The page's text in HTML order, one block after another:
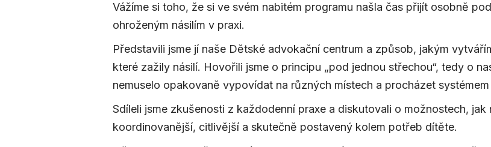
Vážíme si toho, že si ve svém nabitém programu našla čas přijít osobně
ohroženým násilím v praxi.
Představili jsme jí naše Dětské advokační centrum a způsob, jakým
které zažily násilí. Hovořili jsme o principu „pod jednou střechou“, tedy o
nemuselo opakovaně vypovídat na různých místech a procházet
Sdíleli jsme zkušenosti z každodenní praxe a diskutovali o možnostech,
koordinovanější, citlivější a skutečně postavený kolem potřeb dítěte.